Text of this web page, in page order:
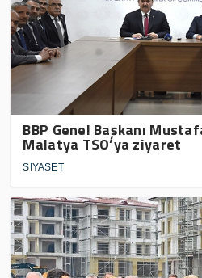
BBP Genel Başkanı
Malatya TSO’ya ziyaret
SİYASET